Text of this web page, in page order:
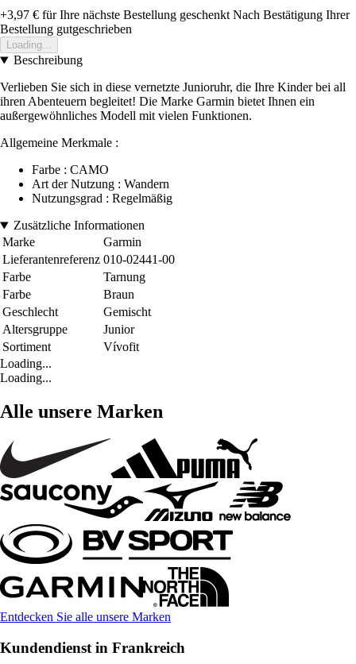
+3,97 € für Ihre nächste Bestellung geschenkt Nach Bestätigung Ihrer
Bestellung gutgeschrieben
Loading...
Beschreibung
Verlieben Sie sich in diese vernetzte Junioruhr, die Ihre Kinder bei all
ihren Abenteuern begleitet! Die Marke Garmin bietet Ihnen ein
außergewöhnliches Modell mit vielen Funktionen.
Allgemeine Merkmale :
Farbe : CAMO
Art der Nutzung : Wandern
Nutzungsgrad : Regelmäßig
Zusätzliche Informationen
Marke
Garmin
Lieferantenreferenz 010-02441-00
Farbe
Tarnung
Farbe
Braun
Geschlecht
Gemischt
Altersgruppe
Junior
Sortiment
Vívofit
Loading...
Loading...
Alle unsere Marken
Entdecken Sie alle unsere Marken
Kundendienst in Frankreich